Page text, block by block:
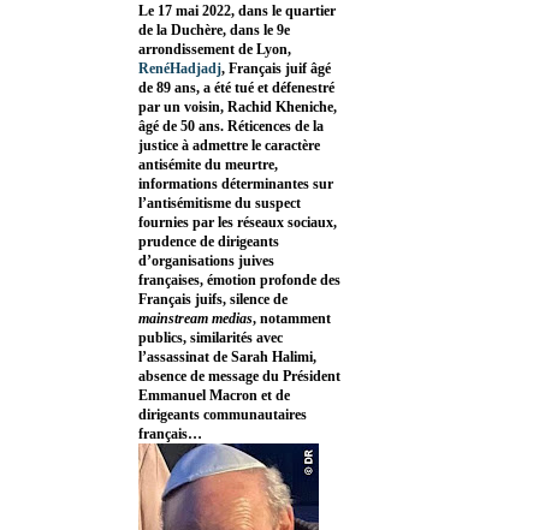
Le 17 mai 2022, dans le quartier
de la Duchère, dans le 9e
arrondissement de Lyon,
RenéHadjadj, Français juif âgé
de 89 ans, a été tué et défenestré
par un voisin, Rachid Kheniche,
âgé de 50 ans. Réticences de la
justice à admettre le caractère
antisémite du meurtre,
informations déterminantes sur
l’antisémitisme du suspect
fournies par les réseaux sociaux,
prudence de dirigeants
d’organisations juives
françaises, émotion profonde des
Français juifs, silence de
mainstream medias, notamment
publics, similarités avec
l’assassinat de Sarah Halimi,
absence de message du Président
Emmanuel Macron et de
dirigeants communautaires
français…